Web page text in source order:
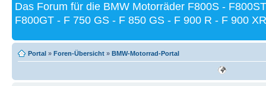
Das Forum für die BMW Motorräder F800S -
F800GT - F 750 GS - F 850 GS - F 900 R - F 900
Portal » Foren-Übersicht » BMW-Motorrad-Portal